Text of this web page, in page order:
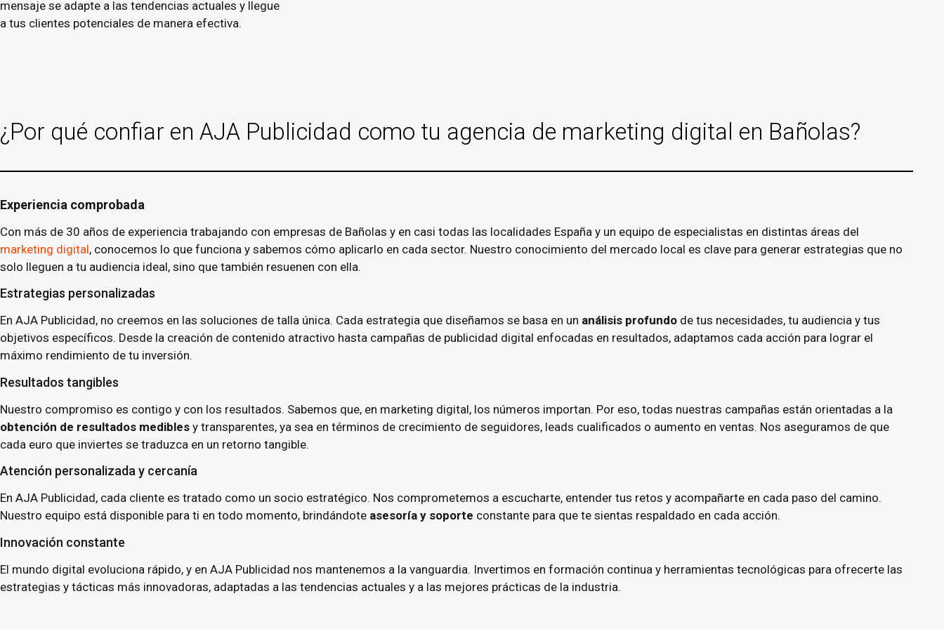
mensaje se adapte a las tendencias actuales y llegue
a tus clientes potenciales de manera efectiva.
¿Por qué confiar en AJA Publicidad como tu agencia de marketing digital en Bañolas?
Experiencia comprobada
Con más de 30 años de experiencia trabajando con empresas de Bañolas y en casi todas las localidades España y un equipo de especialistas en distintas áreas del
marketing digital, conocemos lo que funciona y sabemos cómo aplicarlo en cada sector. Nuestro conocimiento del mercado local es clave para generar estrategias que no
solo lleguen a tu audiencia ideal, sino que también resuenen con ella.
Estrategias personalizadas
En AJA Publicidad, no creemos en las soluciones de talla única. Cada estrategia que diseñamos se basa en un análisis profundo de tus necesidades, tu audiencia y tus
objetivos específicos. Desde la creación de contenido atractivo hasta campañas de publicidad digital enfocadas en resultados, adaptamos cada acción para lograr el
máximo rendimiento de tu inversión.
Resultados tangibles
Nuestro compromiso es contigo y con los resultados. Sabemos que, en marketing digital, los números importan. Por eso, todas nuestras campañas están orientadas a la
obtención de resultados medibles y transparentes, ya sea en términos de crecimiento de seguidores, leads cualificados o aumento en ventas. Nos aseguramos de que
cada euro que inviertes se traduzca en un retorno tangible.
Atención personalizada y cercanía
En AJA Publicidad, cada cliente es tratado como un socio estratégico. Nos comprometemos a escucharte, entender tus retos y acompañarte en cada paso del camino.
Nuestro equipo está disponible para ti en todo momento, brindándote asesoría y soporte constante para que te sientas respaldado en cada acción.
Innovación constante
El mundo digital evoluciona rápido, y en AJA Publicidad nos mantenemos a la vanguardia. Invertimos en formación continua y herramientas tecnológicas para ofrecerte las
estrategias y tácticas más innovadoras, adaptadas a las tendencias actuales y a las mejores prácticas de la industria.